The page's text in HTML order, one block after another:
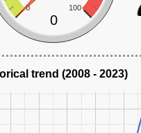
0 100
0
trend (2008 - 2023)